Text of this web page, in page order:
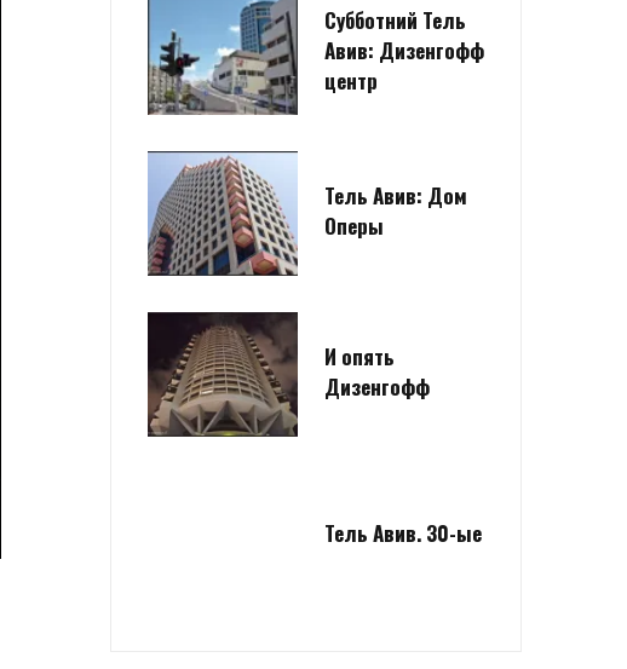
Субботний Тель
Авив: Дизенгофф
центр
Тель Авив: Дом
Оперы
И опять
Дизенгофф
Тель Авив. 30-ые